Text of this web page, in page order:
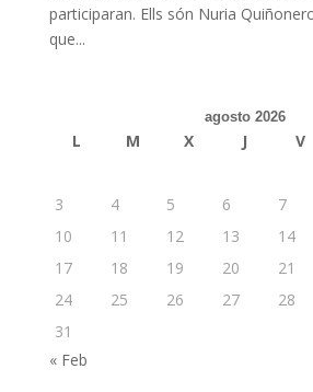
participaran. Ells són Nuria
que...
agosto 2026
L M X J V
3
4 5 6 7
10
11 12 13 14
17
18 19 20 21
24
25 26 27 28
31
« Feb